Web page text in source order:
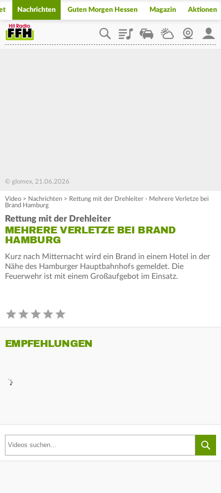
Nachrichten Guten Morgen Hessen Magazin Aktionen
PlaylistStaupilotWetterWebcam
© glomex, 21.06.2026
Video > Nachrichten > Rettung mit der Drehleiter - Mehrere Verletze bei
Brand Hamburg
Rettung mit der Drehleiter
MEHRERE VERLETZE BEI BRAND
HAMBURG
Kurz nach Mitternacht wird ein Brand in einem Hotel in der
Nähe des Hamburger Hauptbahnhofs gemeldet. Die
Feuerwehr ist mit einem Großaufgebot im Einsatz.
EMPFEHLUNGEN